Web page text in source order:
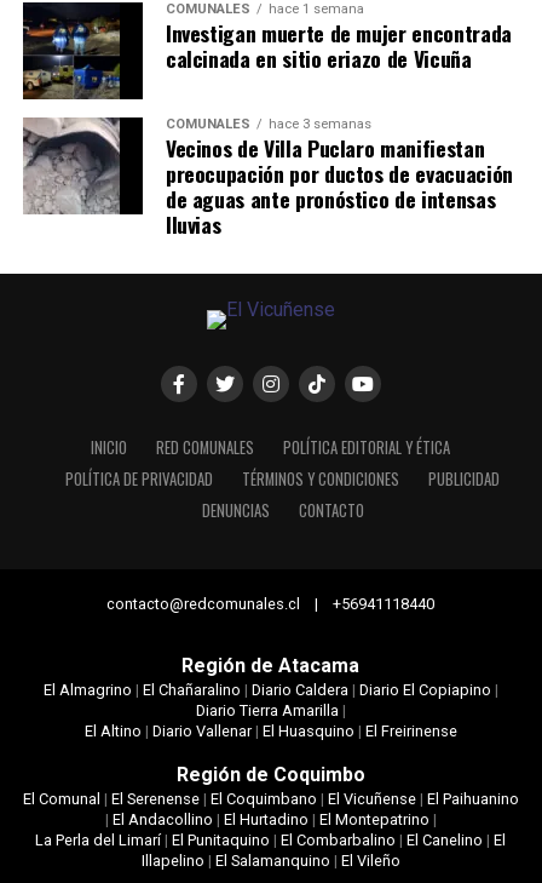
COMUNALES hace 1 semana
Investigan muerte de mujer encontrada
calcinada en sitio eriazo de Vicuña
COMUNALES hace 3 semanas
Vecinos de Villa Puclaro manifiestan
preocupación por ductos de evacuación
de aguas ante pronóstico de intensas
lluvias
INICIO RED COMUNALES
POLÍTICA EDITORIAL Y ÉTICA
POLÍTICA DE PRIVACIDAD
TÉRMINOS Y CONDICIONES
PUBLICIDAD
DENUNCIAS
CONTACTO
contacto@redcomunales.cl | +56941118440
Región de Atacama
El Almagrino | El Chañaralino | Diario Caldera| Diario El Copiapino |
Diario Tierra Amarilla|
El Altino | Diario Vallenar| El Huasquino | El Freirinense
Región de Coquimbo
El Comunal | El Serenense| El Coquimbano | El Vicuñense| El Paihuanino
| El Andacollino | El Hurtadino | El Montepatrino |
La Perla del Limarí|El Punitaquino |El Combarbalino |El Canelino |El
Illapelino | El Salamanquino | El Vileño